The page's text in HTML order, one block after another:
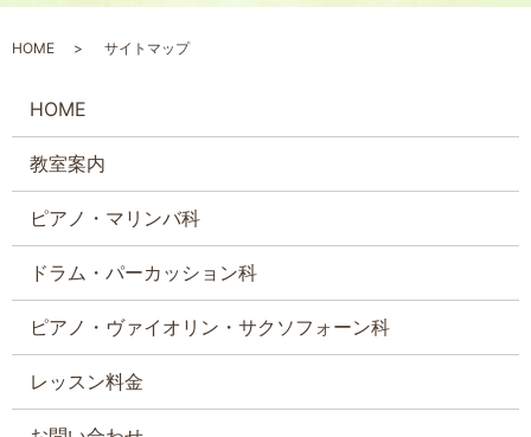
HOME サイトマップ
HOME
教室案内
ピアノ・マリンバ科
ドラム・パーカッション科
ピアノ・ヴァイオリン・サクソフォーン科
レッスン料金